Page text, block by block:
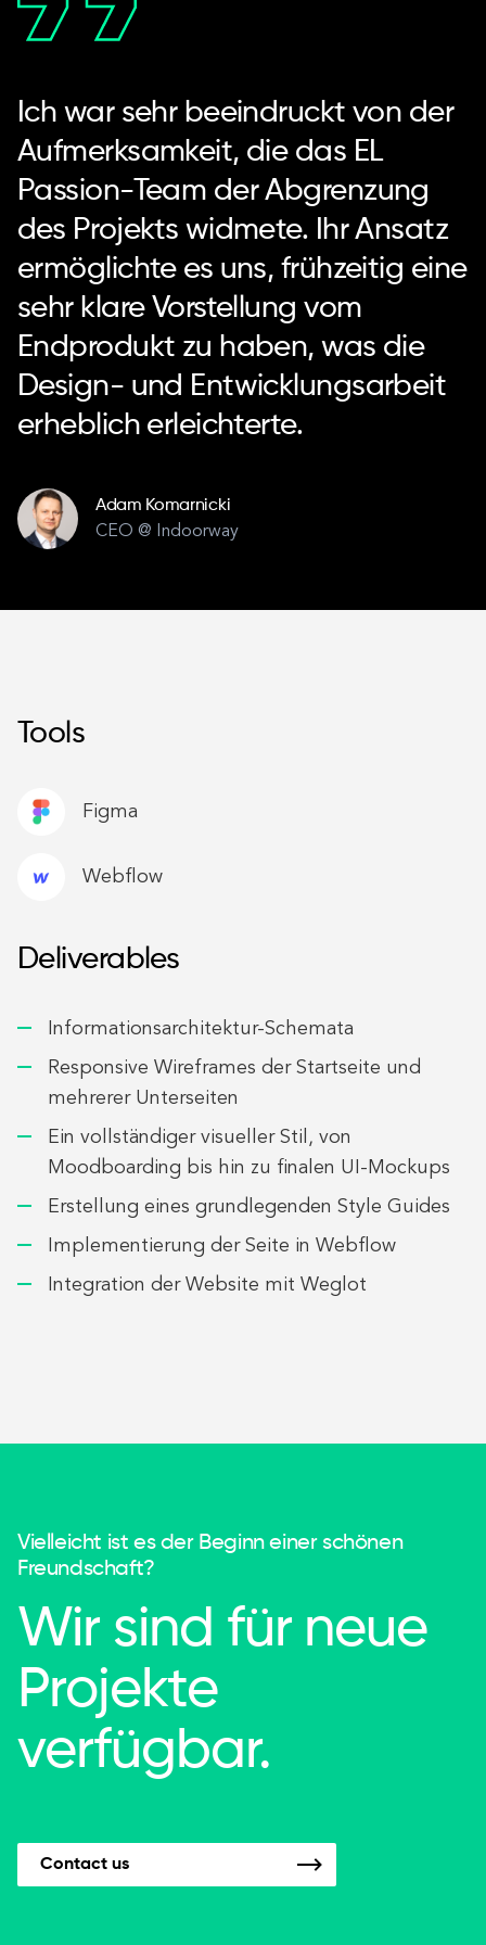
Ich war sehr beeindruckt von der
Aufmerksamkeit, die das EL
Passion-Team der Abgrenzung
des Projekts widmete. Ihr Ansatz
ermöglichte es uns, frühzeitig eine
sehr klare Vorstellung vom
Endprodukt zu haben, was die
Design- und Entwicklungsarbeit
erheblich erleichterte.
Adam Komarnicki
CEO @ Indoorway
Tools
Figma
Webflow
Deliverables
Informationsarchitektur-Schemata
Responsive Wireframes der Startseite und
mehrerer Unterseiten
Ein vollständiger visueller Stil, von
Moodboarding bis hin zu finalen UI-Mockups
Erstellung eines grundlegenden Style Guides
Implementierung der Seite in Webflow
Integration der Website mit Weglot
Vielleicht ist es der Beginn einer schönen
Freundschaft?
Wir sind für neue
Projekte
verfügbar.
Contact us